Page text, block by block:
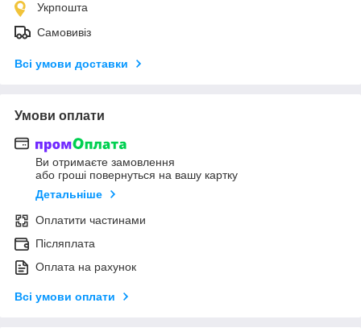
Укрпошта
Самовивіз
Всі умови доставки
Умови оплати
Ви отримаєте замовлення
або гроші повернуться на вашу картку
Детальніше
Оплатити частинами
Післяплата
Оплата на рахунок
Всі умови оплати